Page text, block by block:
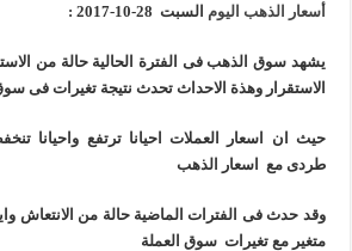
أسعار الذهب اليومالسبت 28-10-2017 :
يشهد سوق الذهب فى الفترة الحالية حالة من
الاستقرار وهذة الاحداث تحدث نتيجة تغيرات فى
حيث ان اسعار العملات احيانا ترتفع واحيانا
طردى مع اسعار الذهب
وقد حدث فى الفترات الماضية حالة من الانتعاش
متغير مع تغيرات سوق العملة